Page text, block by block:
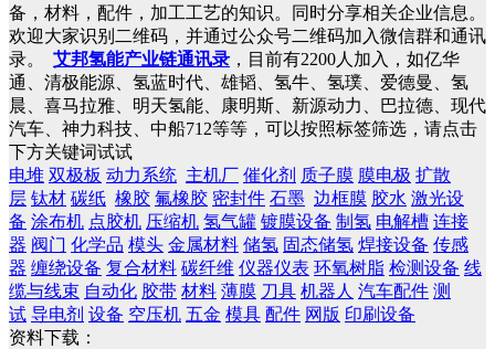
备，材料，配件，加工工艺的知识。同时分享相关企业信息。
欢迎大家识别二维码，并通过公众号二维码加入微信群和通讯
录。
艾邦氢能产业链通讯录 ，目前有2200人加入，如亿华
通、清极能源、氢蓝时代、雄韬、氢牛、氢璞、爱德曼、氢
晨、喜马拉雅、明天氢能、康明斯、新源动力、巴拉德、现代
汽车、神力科技、中船712等等，可以按照标签筛选，请点击
下方关键词试试
电堆 双极板 动力系统 主机厂 催化剂 质子膜 膜电极 扩散
层 钛材 碳纸 橡胶 氟橡胶 密封件 石墨 边框膜 胶水 激光设
备 涂布机 点胶机 压缩机 氢气罐 镀膜设备 制氢 电解槽 连接
器 阀门 化学品 模头 金属材料 储氢 固态储氢 焊接设备 传感
器 缠绕设备 复合材料 碳纤维 仪器仪表 环氧树脂 检测设备 线
缆与线束 自动化 胶带 材料 薄膜 刀具 机器人 汽车配件 测
试 导电剂 设备 空压机 五金 模具 配件 网版 印刷设备
资料下载：